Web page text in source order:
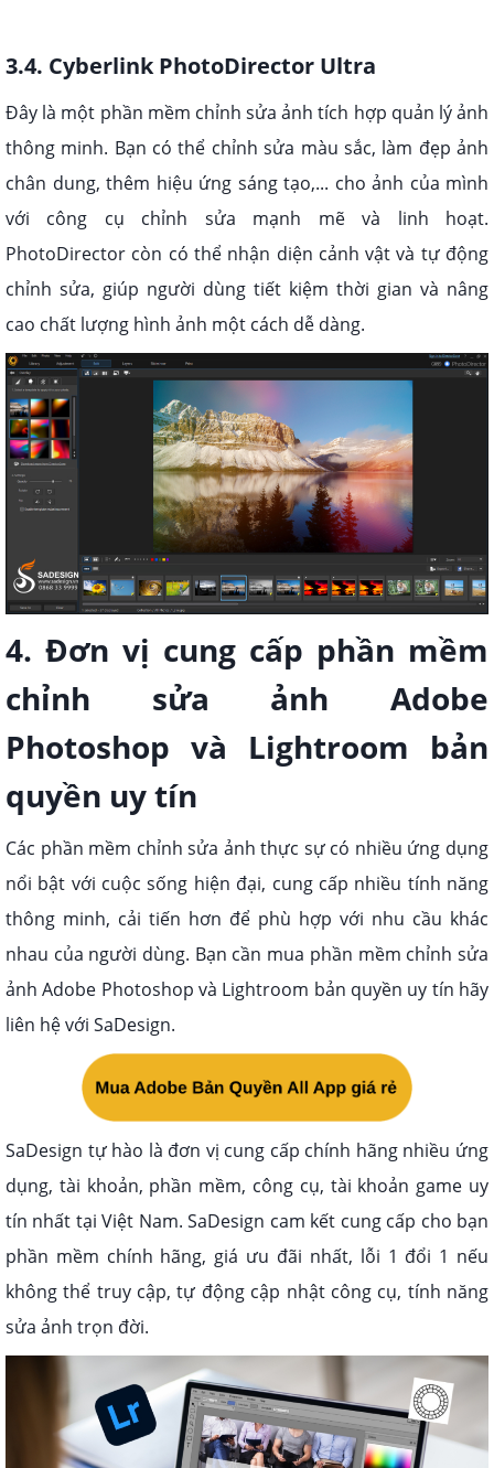
3.4. Cyberlink PhotoDirector Ultra
Đây là một phần mềm chỉnh sửa ảnh tích hợp quản lý ảnh
thông minh. Bạn có thể chỉnh sửa màu sắc, làm đẹp ảnh
chân dung, thêm hiệu ứng sáng tạo,... cho ảnh của mình
với công cụ chỉnh sửa mạnh mẽ và linh hoạt.
PhotoDirector còn có thể nhận diện cảnh vật và tự động
chỉnh sửa, giúp người dùng tiết kiệm thời gian và nâng
cao chất lượng hình ảnh một cách dễ dàng.
4. Đơn vị cung cấp phần mềm
chỉnh sửa ảnh Adobe
Photoshop và Lightroom bản
quyền uy tín
Các phần mềm chỉnh sửa ảnh thực sự có nhiều ứng dụng
nổi bật với cuộc sống hiện đại, cung cấp nhiều tính năng
thông minh, cải tiến hơn để phù hợp với nhu cầu khác
nhau của người dùng. Bạn cần mua phần mềm chỉnh sửa
ảnh Adobe Photoshop và Lightroom bản quyền uy tín hãy
liên hệ với SaDesign.
SaDesign tự hào là đơn vị cung cấp chính hãng nhiều ứng
dụng, tài khoản, phần mềm, công cụ, tài khoản game uy
tín nhất tại Việt Nam. SaDesign cam kết cung cấp cho bạn
phần mềm chính hãng, giá ưu đãi nhất, lỗi 1 đổi 1 nếu
không thể truy cập, tự động cập nhật công cụ, tính năng
sửa ảnh trọn đời.